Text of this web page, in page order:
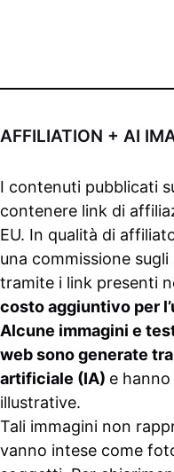
AFFILIATION + AI
I contenuti pubblicati
contenere link di
EU. In qualità di
una commissione
tramite i link presenti
costo aggiuntivo per
Alcune immagini e
web sono generate
artificiale (IA) e
illustrative.
Tali immagini non
vanno intese come